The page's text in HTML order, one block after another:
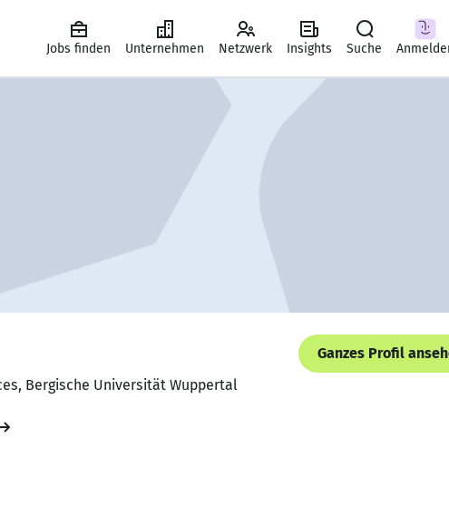
Jobs finden Unternehmen Netzwerk Insights Suche
Ganzes Profil
Bergische Universität Wuppertal